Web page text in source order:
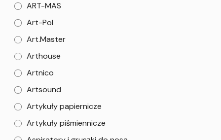
ART-MAS
Art-Pol
Art.Master
Arthouse
Artnico
Artsound
Artykuły papiernicze
Artykuły piśmiennicze